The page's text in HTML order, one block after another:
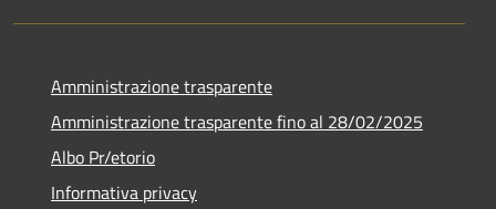
Amministrazione trasparente
Amministrazione trasparente fino al 28/02/2025
Albo Pr/etorio
Informativa privacy